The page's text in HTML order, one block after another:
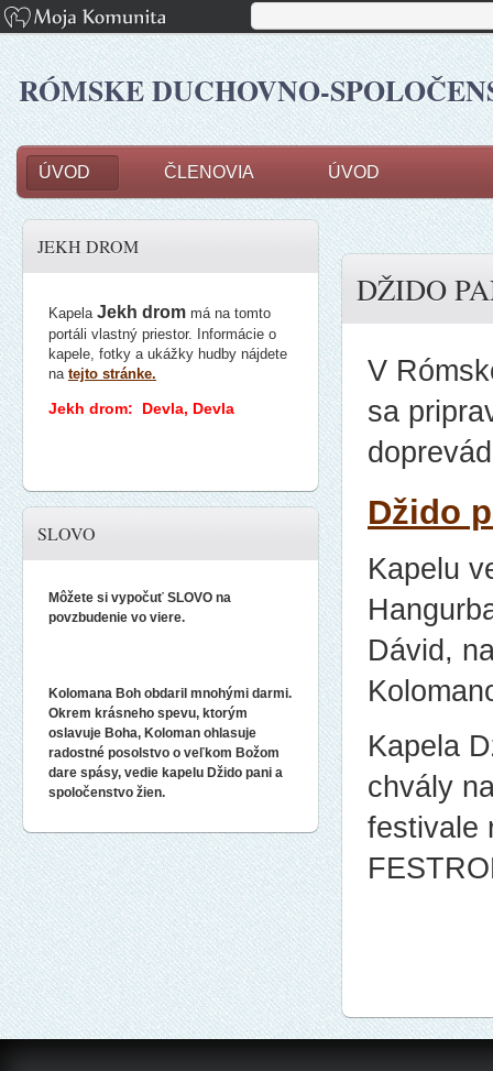
RÓMSKE DUCHOVNO-
ÚVOD ČLENOVIA ÚVOD
JEKH DROM
Kapela Jekh drom má na tomto
portáli vlastný priestor. Informácie o
kapele, fotky a ukážky hudby nájdete
na tejto stránke.
Jekh drom: Devla, Devla
SLOVO
Môžete si vypočuť SLOVO na
povzbudenie vo viere.
Kolomana Boh obdaril mnohými darmi.
Okrem krásneho spevu, ktorým
oslavuje Boha, Koloman ohlasuje
radostné posolstvo o veľkom Božom
dare spásy, vedie kapelu Džido pani a
spoločenstvo žien.
DŽIDO
V
sa
Džido
Kapelu
Dávid,
Kapela
chvály
festivale